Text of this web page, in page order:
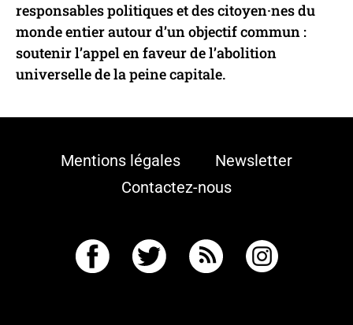
responsables politiques et des citoyen·nes du
monde entier autour d’un objectif commun :
soutenir l’appel en faveur de l’abolition
universelle de la peine capitale.
Mentions légales
Newsletter
Contactez-nous